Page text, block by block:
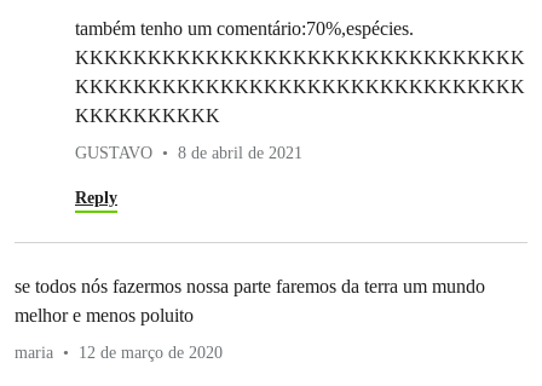
também tenho um comentário:70%,espécies.
KKKKKKKKKKKKKKKKKKKKKKKKKKKKKKK
KKKKKKKKKKKKKKKKKKKKKKKKKKKKKKK
KKKKKKKKKK
GUSTAVO 8 de abril de 2021
Reply
se todos nós fazermos nossa parte faremos da terra um mundo
melhor e menos poluito
maria 12 de março de 2020